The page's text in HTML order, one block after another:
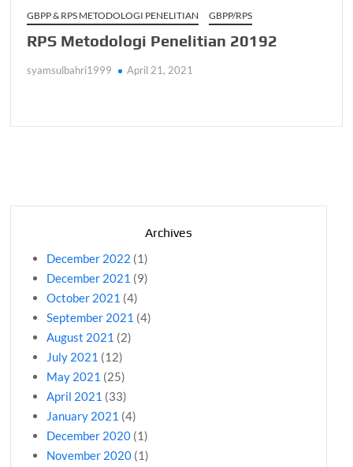
GBPP & RPS METODOLOGI PENELITIAN GBPP/RPS
RPS Metodologi Penelitian 20192
syamsulbahri1999 April 21, 2021
Archives
December 2022 (1)
December 2021 (9)
October 2021 (4)
September 2021 (4)
August 2021 (2)
July 2021 (12)
May 2021 (25)
April 2021 (33)
January 2021 (4)
December 2020 (1)
November 2020 (1)